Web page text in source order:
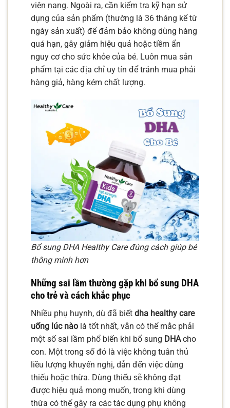
viên nang. Ngoài ra, cần kiểm tra kỹ hạn sử
dụng của sản phẩm (thường là 36 tháng kể từ
ngày sản xuất) để đảm bảo không dùng hàng
quá hạn, gây giảm hiệu quả hoặc tiềm ẩn
nguy cơ cho sức khỏe của bé. Luôn mua sản
phẩm tại các địa chỉ uy tín để tránh mua phải
hàng giả, hàng kém chất lượng.
Bổ sung DHA Healthy Care đúng cách giúp bé
thông minh hơn
Những sai lầm thường gặp khi bổ sung DHA
cho trẻ và cách khắc phục
Nhiều phụ huynh, dù đã biết dha healthy care
uống lúc nào là tốt nhất, vẫn có thể mắc phải
một số sai lầm phổ biến khi bổ sung DHAcho
con. Một trong số đó là việc không tuân thủ
liều lượng khuyến nghị, dẫn đến việc dùng
thiếu hoặc thừa. Dùng thiếu sẽ không đạt
được hiệu quả mong muốn, trong khi dùng
thừa có thể gây ra các tác dụng phụ không